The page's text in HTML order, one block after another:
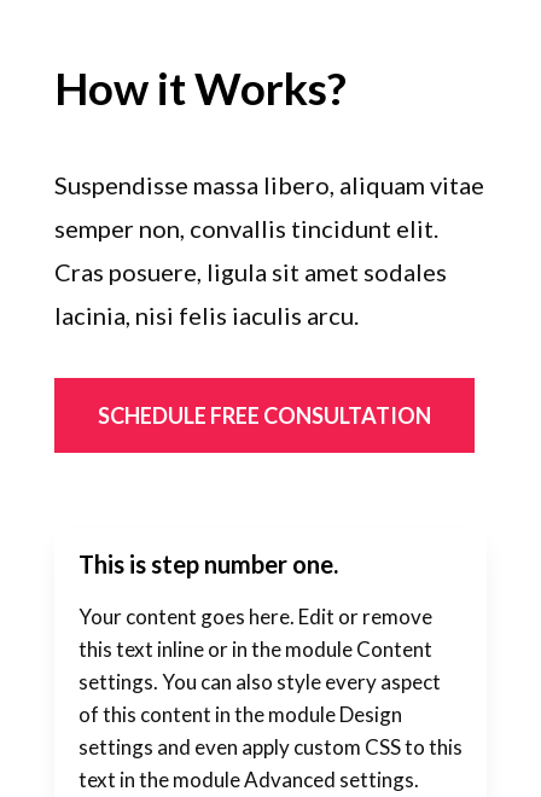
How it Works?
Suspendisse massa libero, aliquam vitae
semper non, convallis tincidunt elit.
Cras posuere, ligula sit amet sodales
lacinia, nisi felis iaculis arcu.
SCHEDULE FREE CONSULTATION
This is step number one.
Your content goes here. Edit or remove
this text inline or in the module Content
settings. You can also style every aspect
of this content in the module Design
settings and even apply custom CSS to this
text in the module Advanced settings.